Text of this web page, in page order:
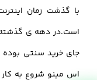
با گذشت زمان
است.در دهه ی
جای خرید سنتی بوده
اس مینو شروع به کار